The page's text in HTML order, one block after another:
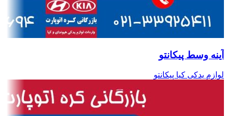
آینه وسط پیکانتو
لوازم یدکی کیا پیکانتو